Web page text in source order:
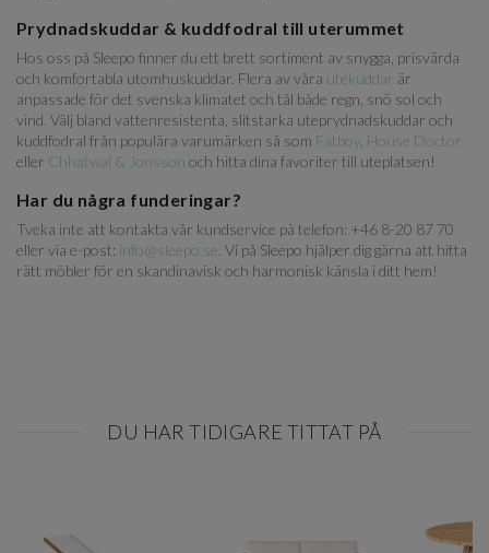
Prydnadskuddar & kuddfodral till uterummet
Hos oss på Sleepo finner du ett brett sortiment av snygga, prisvärda
och komfortabla utomhuskuddar. Flera av våra utekuddar är
anpassade för det svenska klimatet och tål både regn, snö sol och
vind. Välj bland vattenresistenta, slitstarka uteprydnadskuddar och
kuddfodral från populära varumärken så som Fatboy House Doctor
eller Chhatwal & Jonsson och hitta dina favoriter till uteplatsen!
Har du några funderingar?
Tveka inte att kontakta vår kundservice på telefon: +46 8-20 87 70
eller via e-post: info@sleepo.se . Vi på Sleepo hjälper dig gärna att hitta
rätt möbler för en skandinavisk och harmonisk känsla i ditt hem!
DU HAR TIDIGARE TITTAT PÅ